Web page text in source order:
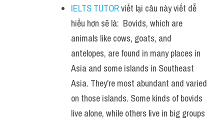
IELTS TUTOR viết lại câu này viết dễ
hiểu hơn sẽ là:  Bovids, which are
animals like cows, goats, and
antelopes, are found in many places in
Asia and some islands in Southeast
Asia. They're most abundant and varied
on those islands. Some kinds of bovids
live alone, while others live in big groups